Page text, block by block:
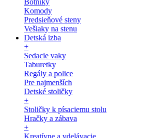
Botníky
Komody
Predsieňové steny
Vešiaky na stenu
Detská izba
+
Sedacie vaky
Taburetky
Regály a police
Pre najmenších
Detské stoličky
+
Stoličky k písaciemu stolu
Hračky a zábava
+
Kreatívne a vdelávacie